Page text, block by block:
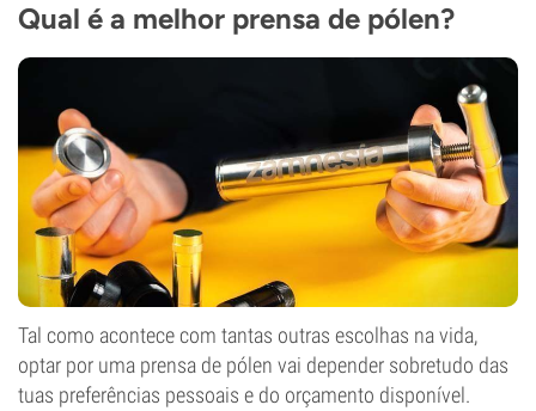
Qual é a melhor prensa de pólen?
Tal como acontece com tantas outras escolhas na vida,
optar por uma prensa de pólen vai depender sobretudo das
tuas preferências pessoais e do orçamento disponível.